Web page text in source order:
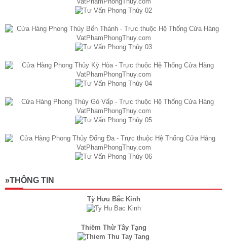
»THÔNG TIN
Tỳ Hưu Bắc Kinh
Thiềm Thừ Tây Tạng